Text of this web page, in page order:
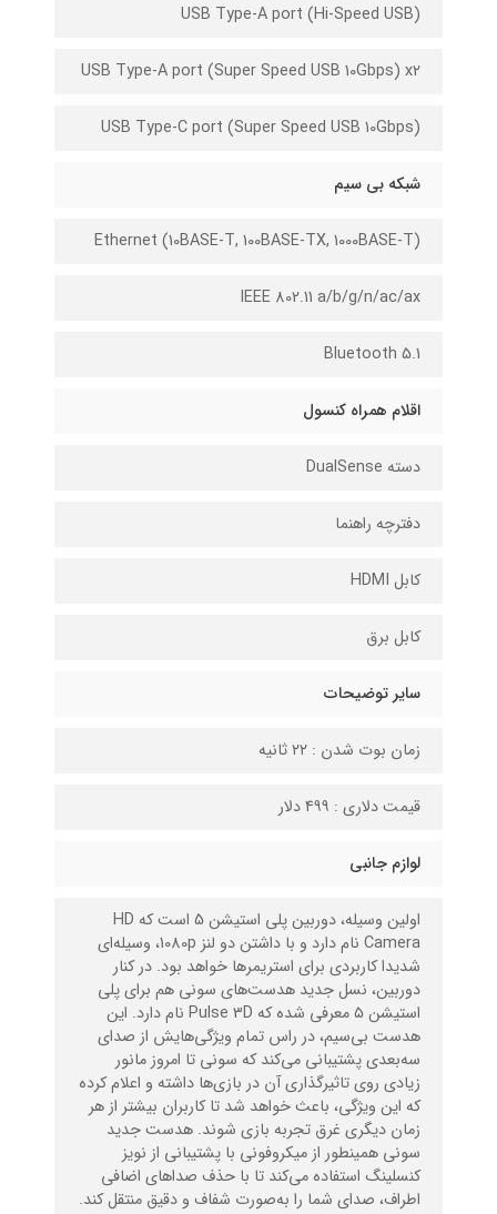
USB Type-A port (Hi-Speed USB)
USB Type-A port (Super Speed USB 10Gbps) x2
USB Type-C port (Super Speed USB 10Gbps)
شبکه بی سیم
Ethernet (10BASE-T, 100BASE-TX, 1000BASE-T)
IEEE 802.11 a/b/g/n/ac/ax
Bluetooth 5.1
اقلام همراه کنسول
دسته DualSense
دفترچه راهنما
کابل HDMI
کابل برق
سایر توضیحات
زمان بوت شدن : ۲۲ ثانیه
قیمت دلاری : ۴۹۹ دلار
لوازم جانبی
اولین وسیله، دوربین پلی استیشن 5 است که HD
Camera نام دارد و با داشتن دو لنز 1080p، وسیله‌ای
شدیدا کاربردی برای استریمر‌ها خواهد بود. در کنار
دوربین، نسل جدید هدست‌های سونی هم برای پلی
استیشن ۵ معرفی شده که Pulse 3D نام دارد. این
هدست بی‌سیم، در راس تمام ویژگی‌هایش از صدای
سه‌بعدی پشتیبانی می‌کند که سونی تا امروز مانور
زیادی روی تاثیرگذاری آن در بازی‌ها داشته و اعلام کرده
که این ویژگی، باعث خواهد شد تا کاربران بیشتر از هر
زمان دیگری غرق تجربه بازی شوند. هدست جدید
سونی همینطور از میکروفونی با پشتیبانی از نویز
کنسلینگ استفاده می‌کند تا با حذف صداهای اضافی
اطراف، صدای شما را به‌صورت شفاف و دقیق منتقل کند.